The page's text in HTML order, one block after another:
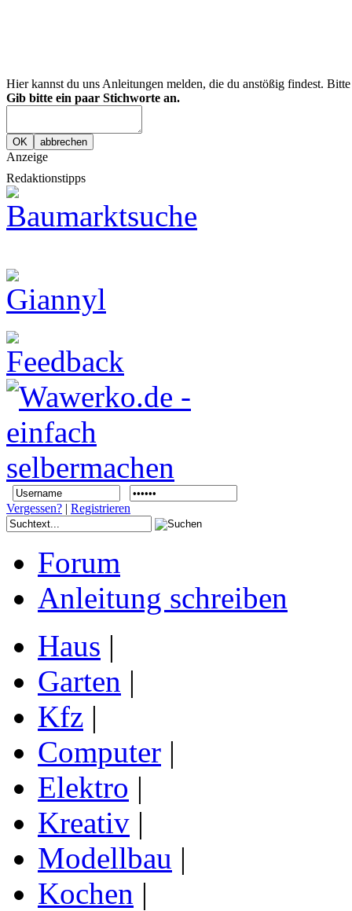
Hier kannst du uns Anleitungen melden, die du anstößig findest.
Gib bitte ein paar Stichworte an.
Anzeige
Redaktionstipps
Vergessen? | Registrieren
Forum
Anleitung schreiben
Haus |
Garten |
Kfz |
Computer |
Elektro |
Kreativ |
Modellbau |
Kochen |